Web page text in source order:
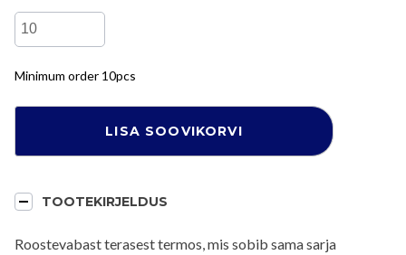
VINGA
Lean
quantity
Minimum order 10pcs
LISA SOOVIKORVI
TOOTEKIRJELDUS
Roostevabast terasest termos, mis sobib sama sarja